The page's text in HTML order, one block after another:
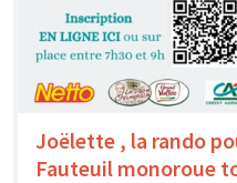
Joëlette , la rando
Fauteuil monoroue